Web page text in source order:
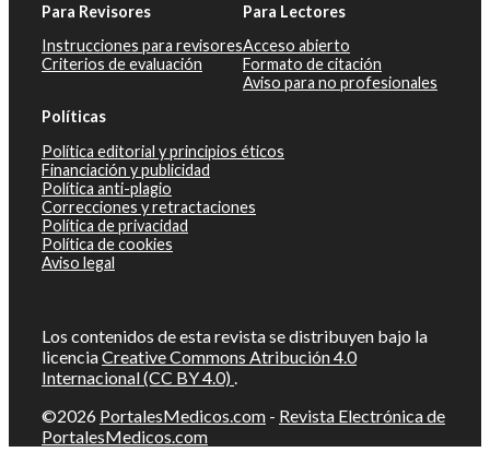
Para Revisores
Instrucciones para revisores
Criterios de evaluación
Para Lectores
Acceso abierto
Formato de citación
Aviso para no profesionales
Políticas
Política editorial y principios éticos
Financiación y publicidad
Política anti-plagio
Correcciones y retractaciones
Política de privacidad
Política de cookies
Aviso legal
Los contenidos de esta revista se distribuyen bajo la
licenciaCreative Commons Atribución 4.0
Internacional (CC BY 4.0) .
©2026 PortalesMedicos.com - Revista Electrónica de
PortalesMedicos.com